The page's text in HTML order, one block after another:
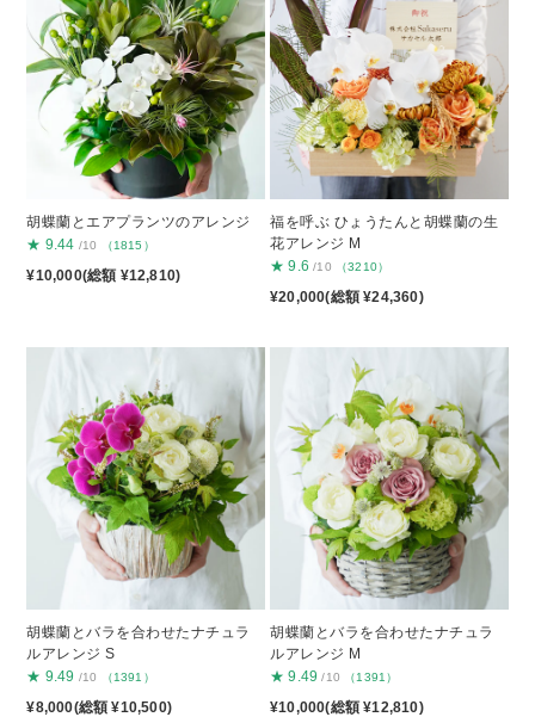
胡蝶蘭とエアプランツのアレンジ
★ 9.44 /10 （1815）
¥10,000(総額 ¥12,810)
福を呼ぶ ひょうたんと胡蝶蘭の生
花アレンジ M
★ 9.6 /10 （3210）
¥20,000(総額 ¥24,360)
胡蝶蘭とバラを合わせたナチュラ
ルアレンジ S
★ 9.49 /10 （1391）
¥8,000(総額 ¥10,500)
胡蝶蘭とバラを合わせたナチュラ
ルアレンジ M
★ 9.49 /10 （1391）
¥10,000(総額 ¥12,810)